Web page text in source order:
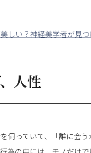
しい？神経美学者が見つ
人性
っていて、「誰に会